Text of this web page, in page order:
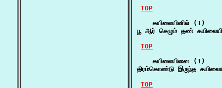
TOP
    கயிலையினில் (1)
பூ ஆர் செழும் தண்
TOP
    கயிலையினை (1)
திரம்கொண்டு இருந்த
TOP